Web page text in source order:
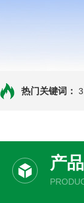
热门关键词：
产